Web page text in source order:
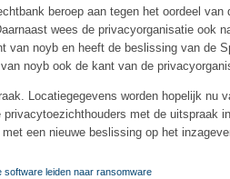
beroep aan tegen het oordeel
wees de privacyorganisatie ook
van noyb en heeft de beslissing van de
noyb ook de kant van de
Locatiegegevens worden hopelijk nu
privacytoezichthouders met de uitspraak
een nieuwe beslissing op het
leiden naar ransomware